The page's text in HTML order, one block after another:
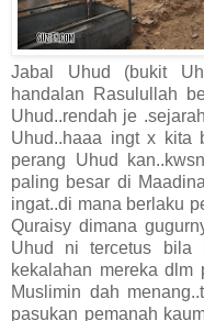
Jabal Uhud (bukit
handalan Rasulullah
Uhud..rendah je
Uhud..haaa ingt x kita
perang Uhud
paling besar di
ingat..di mana berlaku
Quraisy dimana
Uhud ni tercetus bila
kekalahan mereka dlm
Muslimin dah
pasukan pemanah